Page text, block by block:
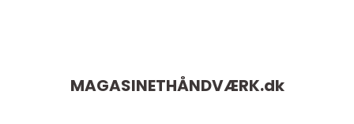
MAGASINETHÅNDVÆRK.dk